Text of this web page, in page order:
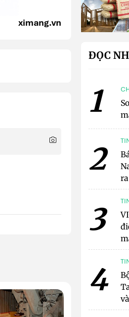
ximang.vn
ĐỌC
1
2
3
4